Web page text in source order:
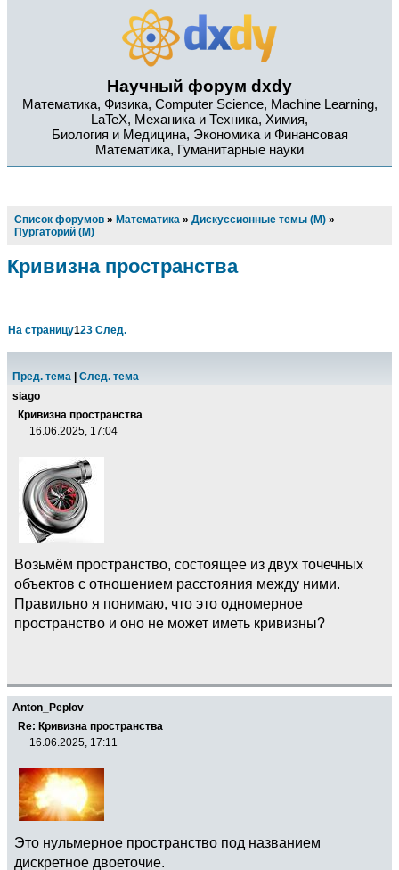
Научный форум dxdy
Математика, Физика, Computer Science, Machine Learning,
LaTeX, Механика и Техника, Химия,
Биология и Медицина, Экономика и Финансовая
Математика, Гуманитарные науки
Список форумов » Математика » Дискуссионные темы (М) »
Пургаторий (М)
Кривизна пространства
На страницу123 След.
Пред. тема
След. тема
siago
Кривизна пространства
16.06.2025, 17:04
Возьмём пространство, состоящее из двух точечных
объектов с отношением расстояния между ними.
Правильно я понимаю, что это одномерное
пространство и оно не может иметь кривизны?
Anton_Peplov
Re: Кривизна пространства
16.06.2025, 17:11
Это нульмерное пространство под названием
дискретное двоеточие.